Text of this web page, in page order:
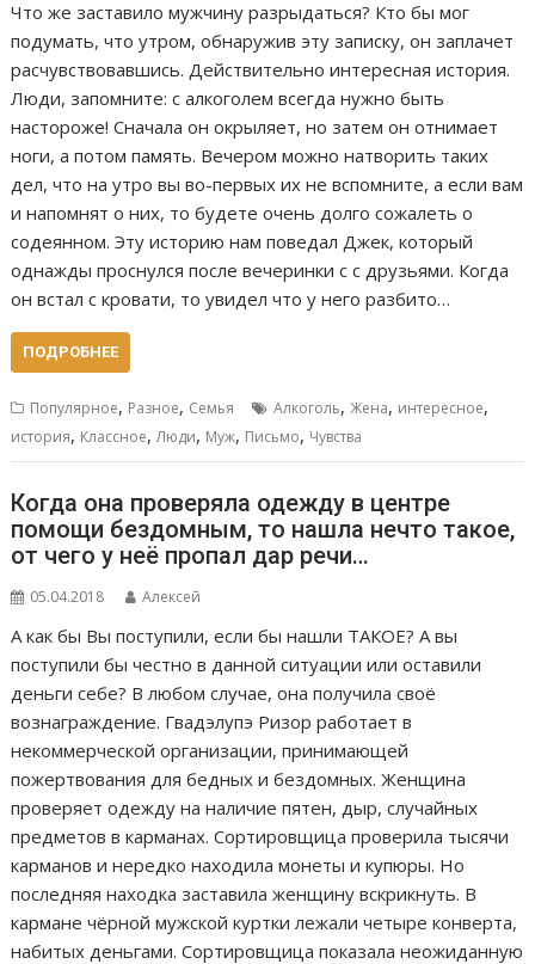
Что же заставило мужчину разрыдаться? Кто бы мог
подумать, что утром, обнаружив эту записку, он заплачет
расчувствовавшись. Действительно интересная история.
Люди, запомните: с алкоголем всегда нужно быть
настороже! Сначала он окрыляет, но затем он отнимает
ноги, а потом память. Вечером можно натворить таких
дел, что на утро вы во-первых их не вспомните, а если вам
и напомнят о них, то будете очень долго сожалеть о
содеянном. Эту историю нам поведал Джек, который
однажды проснулся после вечеринки с с друзьями. Когда
он встал с кровати, то увидел что у него разбито…
ПОДРОБНЕЕ
Популярное, Разное, Семья Алкоголь,Жена, интересное,
история, Классное,Люди, Муж, Письмо, Чувства
Когда она проверяла одежду в центре
помощи бездомным, то нашла нечто такое,
от чего у неё пропал дар речи…
05.04.2018 Алексей
А как бы Вы поступили, если бы нашли ТАКОЕ? А вы
поступили бы честно в данной ситуации или оставили
деньги себе? В любом случае, она получила своё
вознаграждение. Гвадэлупэ Ризор работает в
некоммерческой организации, принимающей
пожертвования для бедных и бездомных. Женщина
проверяет одежду на наличие пятен, дыр, случайных
предметов в карманах. Сортировщица проверила тысячи
карманов и нередко находила монеты и купюры. Но
последняя находка заставила женщину вскрикнуть. В
кармане чёрной мужской куртки лежали четыре конверта,
набитых деньгами. Сортировщица показала неожиданную